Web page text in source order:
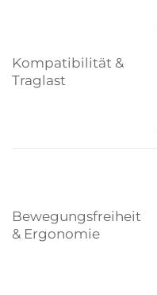
Kompatibilität &
Traglast
Bewegungsfreiheit
& Ergonomie